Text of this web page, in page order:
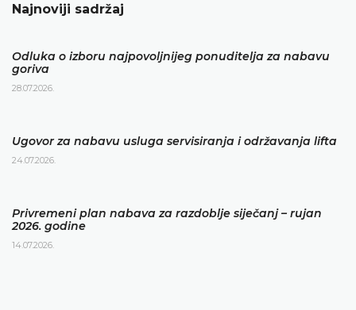
Najnoviji sadržaj
Odluka o izboru najpovoljnijeg ponuditelja za nabavu
goriva
28.07.2026.
Ugovor za nabavu usluga servisiranja i održavanja lifta
24.07.2026.
Privremeni plan nabava za razdoblje siječanj – rujan
2026. godine
14.07.2026.